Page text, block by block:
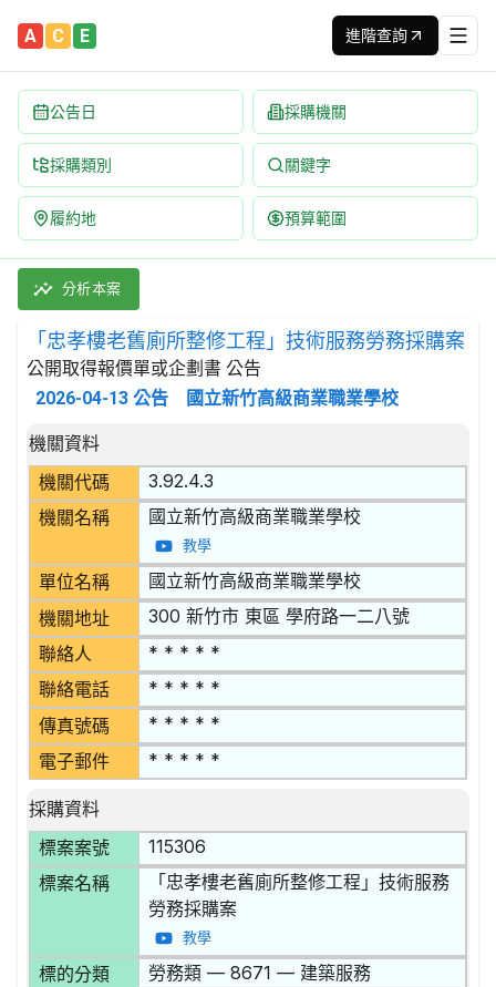
A C E 進階查詢
公告日 採購機關
採購類別 關鍵字
履約地 預算範圍
「忠孝樓老舊廁所整修工程」技術服務勞務採購案 招標公
採購類別：勞務類 建築服務 | 招標方式：公開取得報價單
分析本案
「忠孝樓老舊廁所整修工程」技術服務勞務採購案
公開取得報價單或企劃書 公告
2026-04-13 公告 國立新竹高級商業職業學校
招標公告詳細內容
機關資料
機關代碼
3.92.4.3
機關名稱 國立新竹高級商業職業學校
教學
單位名稱 國立新竹高級商業職業學校
機關地址 300 新竹市 東區 學府路一二八號
聯絡人 * * * * *
聯絡電話 * * * * *
傳真號碼 * * * * *
電子郵件 * * * * *
採購資料
標案案號
115306
標案名稱
「忠孝樓老舊廁所整修工程」技術服務
勞務採購案
教學
標的分類 勞務類 — 8671 — 建築服務